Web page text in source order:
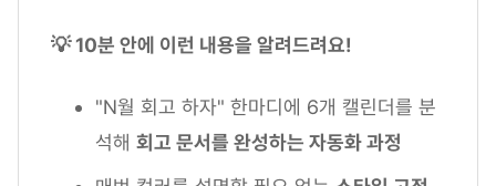
💡 10분 안에 이런 내용을 알려드려요!
"N월 회고 하자" 한마디에 6개 캘린더를 분
석해 회고 문서를 완성하는 자동화 과정